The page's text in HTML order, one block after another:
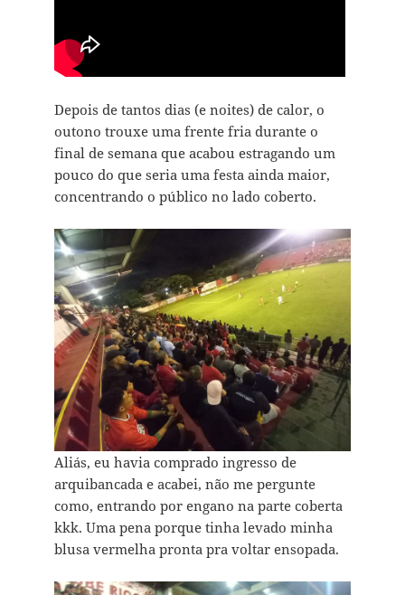
Depois de tantos dias (e noites) de calor, o
outono trouxe uma frente fria durante o
final de semana que acabou estragando um
pouco do que seria uma festa ainda maior,
concentrando o público no lado coberto.
Aliás, eu havia comprado ingresso de
arquibancada e acabei, não me pergunte
como, entrando por engano na parte coberta
kkk. Uma pena porque tinha levado minha
blusa vermelha pronta pra voltar ensopada.